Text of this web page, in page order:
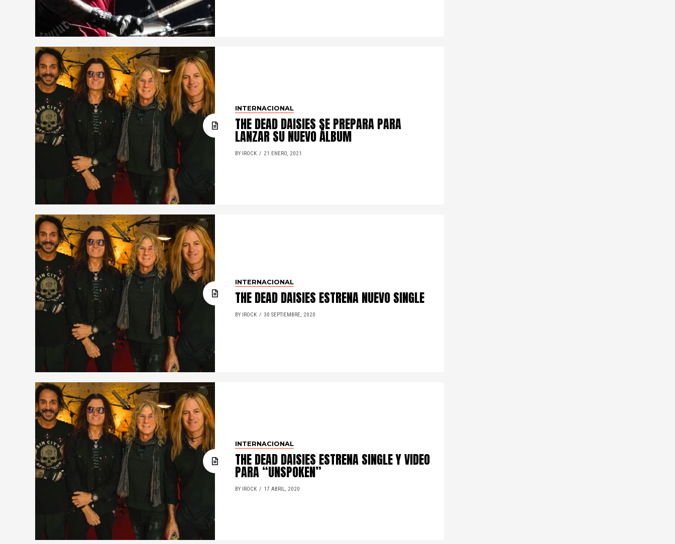
INTERNACIONAL
THE DEAD DAISIES SE PREPARA PARA
LANZAR SU NUEVO ÁLBUM
BY IROCK 21 ENERO, 2021
INTERNACIONAL
THE DEAD DAISIES ESTRENA NUEVO SINGLE
BY IROCK 30 SEPTIEMBRE, 2020
INTERNACIONAL
THE DEAD DAISIES ESTRENA SINGLE Y VIDEO
PARA “UNSPOKEN”
BY IROCK 17 ABRIL, 2020